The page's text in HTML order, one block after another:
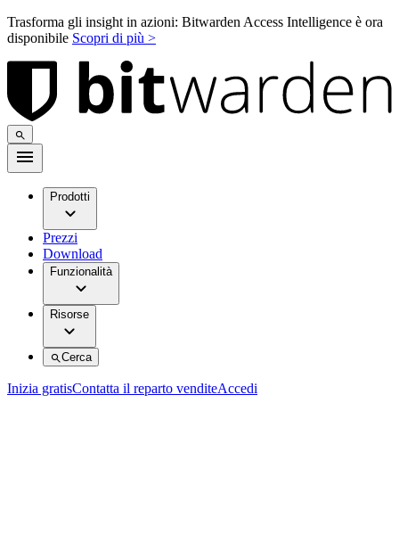
Trasforma gli insight in azioni: Bitwarden Access Intelligence è ora
disponibile Scopri di più >
Prodotti
Prezzi
Download
Funzionalità
Risorse
Cerca
Inizia gratisContatta il reparto venditeAccedi